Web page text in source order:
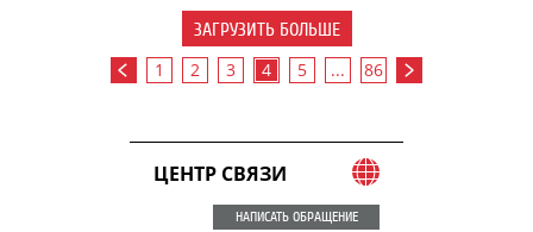
ЗАГРУЗИТЬ БОЛЬШЕ
1 2 3 4 5 ... 86
ЦЕНТР СВЯЗИ
НАПИСАТЬ ОБРАЩЕНИЕ